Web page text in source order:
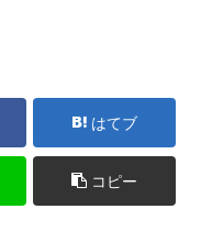
はてブ
コピー